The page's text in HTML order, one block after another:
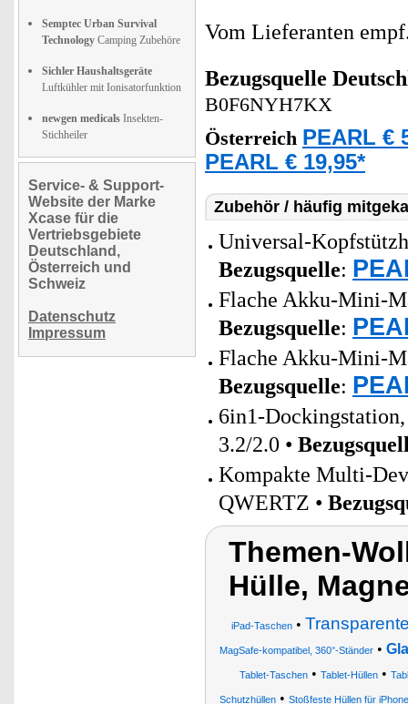
Semptec Urban Survival
Technology Camping Zubehöre
Sichler Haushaltsgeräte
Luftkühler mit Ionisatorfunktion
newgen medicals Insekten-
Stichheiler
Service- & Support-
Website der Marke
Xcase für die
Vertriebsgebiete
Deutschland,
Österreich und
Schweiz
Datenschutz
Impressum
Vom Lieferanten
Bezugsquelle
B0F6NYH7KX
Österreich PEARL €
PEARL € 19,95*
Zubehör / häufig
Universal-
Bezugsquelle:
Flache Akku-Mini-
Bezugsquelle:
Flache Akku-Mini-
Bezugsquelle:
6in1-
3.2/2.0 •
Kompakte Multi-
QWERTZ •
Themen-
Hülle,
iPad-Taschen•
MagSafe-kompatibel, 360°-Ständer •
Tablet-Taschen • Tablet-Hüllen •
Schutzhüllen • Stoßfeste Hüllen für